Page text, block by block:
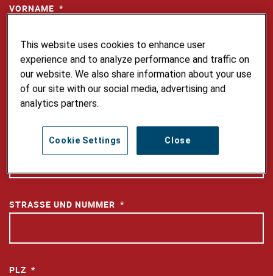
VORNAME
NACHNAME
STRASSE UND NUMMER
PLZ
This website uses cookies to enhance user
experience and to analyze performance and traffic on
our website. We also share information about your use
of our site with our social media, advertising and
analytics partners.
Close
Cookie Settings